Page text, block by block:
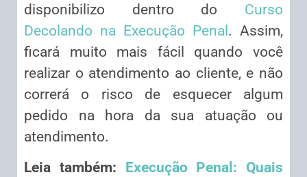
disponibilizo dentro do Curso
Decolando na Execução Penal . Assim,
ficará muito mais fácil quando você
realizar o atendimento ao cliente, e não
correrá o risco de esquecer algum
pedido na hora da sua atuação ou
atendimento.
Leia também: Execução Penal: Quais